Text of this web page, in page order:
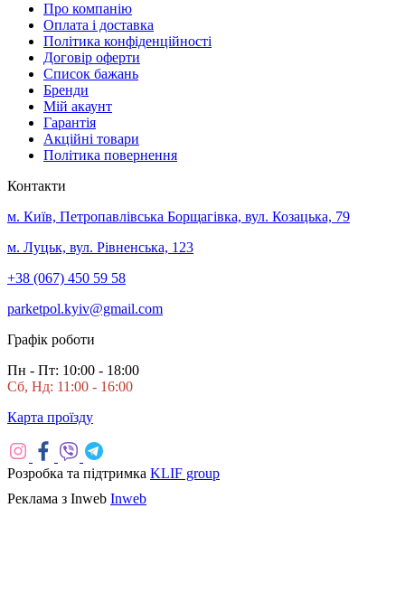
Про компанію
Оплата і доставка
Політика конфіденційності
Договір оферти
Список бажань
Бренди
Мій акаунт
Гарантія
Акційні товари
Політика повернення
Контакти
м. Київ, Петропавлівська Борщагівка, вул. Козацька, 79
м. Луцьк, вул. Рівненська, 123
+38 (067) 450 59 58
parketpol.kyiv@gmail.com
Графік роботи
Пн - Пт: 10:00 - 18:00
Сб, Нд: 11:00 - 16:00
Карта проїзду
Розробка та підтримка KLIF group
Реклама з Inweb Inweb